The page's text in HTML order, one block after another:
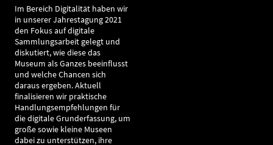
Im Bereich Digitalität haben wir
in unserer Jahrestagung 2021
den Fokus auf digitale
Sammlungsarbeit gelegt und
diskutiert, wie diese das
Museum als Ganzes beeinflusst
und welche Chancen sich
daraus ergeben. Aktuell
finalisieren wir praktische
Handlungsempfehlungen für
die digitale Grunderfassung, um
große sowie kleine Museen
dabei zu unterstützen, ihre